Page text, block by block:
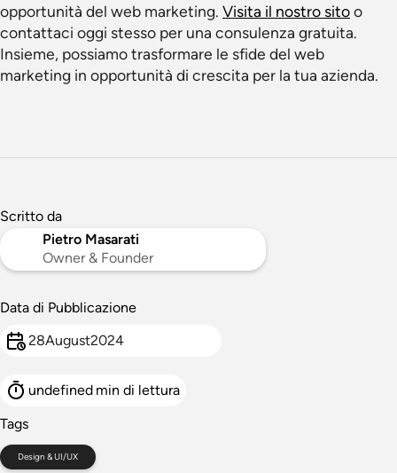
opportunità del web marketing. Visita il nostro sitoo
contattaci oggi stesso per una consulenza gratuita.
Insieme, possiamo trasformare le sfide del web
marketing in opportunità di crescita per la tua azienda.
Scritto da
Pietro Masarati
Owner & Founder
Data di Pubblicazione
28August2024
undefined min di lettura
Tags
Design & UI/UX